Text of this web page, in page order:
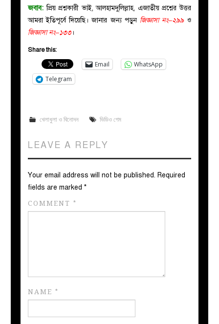
ইসলাহী
জবাব: প্রিয় প্রশ্নকারী ভাই, আলহামদুলিল্লাহ, এজাতীয় প্রশ্নের উত্তর
আমরা ইতিপূর্বে দিয়েছি। জানার জন্য পড়ুন জিজ্ঞাসা নং–২৯৯ও
জিজ্ঞাসা নং–১৩৩।
Share this:
Email
WhatsApp
Telegram
খেলাধুলা ও বিনোদন ভিডিও গেম
LEAVE A REPLY
Your email address will not be published. Required
fields are marked*
COMMENT*
NAME*